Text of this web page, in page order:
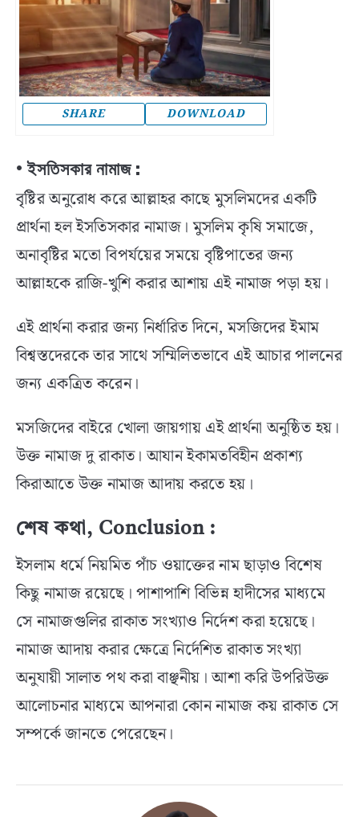
SHARE DOWNLOAD
• ইসতিসকার নামাজ :
বৃষ্টির অনুরোধ করে আল্লাহর কাছে মুসলিমদের একটি
প্রার্থনা হল ইসতিসকার নামাজ। মুসলিম কৃষি সমাজে,
অনাবৃষ্টির মতো বিপর্যয়ের সময়ে বৃষ্টিপাতের জন্য
আল্লাহকে রাজি-খুশি করার আশায় এই নামাজ পড়া হয়।
এই প্রার্থনা করার জন্য নির্ধারিত দিনে, মসজিদের ইমাম
বিশ্বস্তদেরকে তার সাথে সম্মিলিতভাবে এই আচার পালনের
জন্য একত্রিত করেন।
মসজিদের বাইরে খোলা জায়গায় এই প্রার্থনা অনুষ্ঠিত হয়।
উক্ত নামাজ দু রাকাত। আযান ইকামতবিহীন প্রকাশ্য
কিরাআতে উক্ত নামাজ আদায় করতে হয়।
শেষ কথা, Conclusion :
ইসলাম ধর্মে নিয়মিত পাঁচ ওয়াক্তের নাম ছাড়াও বিশেষ
কিছু নামাজ রয়েছে। পাশাপাশি বিভিন্ন হাদীসের মাধ্যমে
সে নামাজগুলির রাকাত সংখ্যাও নির্দেশ করা হয়েছে।
নামাজ আদায় করার ক্ষেত্রে নির্দেশিত রাকাত সংখ্যা
অনুযায়ী সালাত পথ করা বাঞ্ছনীয়। আশা করি উপরিউক্ত
আলোচনার মাধ্যমে আপনারা কোন নামাজ কয় রাকাত সে
সম্পর্কে জানতে পেরেছেন।